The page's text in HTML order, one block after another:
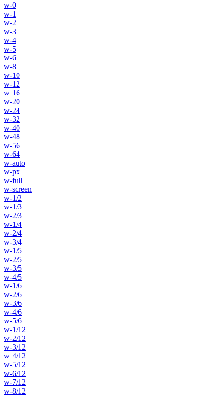
w-0
w-1
w-2
w-3
w-4
w-5
w-6
w-8
w-10
w-12
w-16
w-20
w-24
w-32
w-40
w-48
w-56
w-64
w-auto
w-px
w-full
w-screen
w-1/2
w-1/3
w-2/3
w-1/4
w-2/4
w-3/4
w-1/5
w-2/5
w-3/5
w-4/5
w-1/6
w-2/6
w-3/6
w-4/6
w-5/6
w-1/12
w-2/12
w-3/12
w-4/12
w-5/12
w-6/12
w-7/12
w-8/12